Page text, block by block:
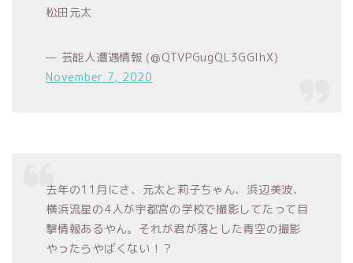
松田元太
— 芸能人遭遇情報 (@QTVPGugQL3GGIhX)
November 7, 2020
去年の11月にさ、元太と莉子ちゃん、浜辺美波、
横浜流星の4人が宇都宮の学校で撮影してたって目
撃情報あるやん。それが君が落とした青空の撮影
やったらやばくない！？